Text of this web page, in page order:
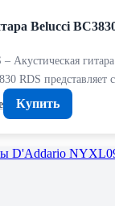
Belucci
Акустическая
RDS представляет
Купить